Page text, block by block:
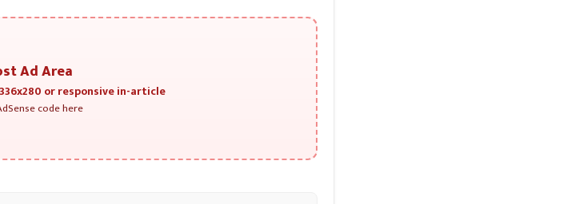
Ad Area
or responsive in-article
code here